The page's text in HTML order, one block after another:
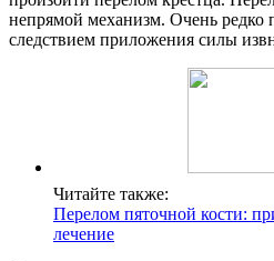
непрямой механизм. Очень редко
следствием приложения силы
Читайте также:
Перелом пяточной кости:
лечение